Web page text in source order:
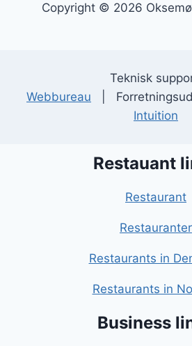
Copyright © 2026
Teknisk
Webbureau |
Intuition
Restauant
Restaurant
Restauranter
Restaurants in
Restaurants in
Business